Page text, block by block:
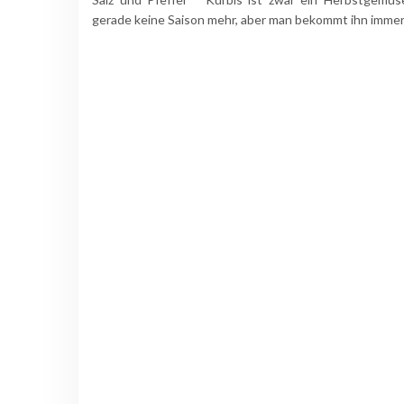
gerade keine Saison mehr, aber man bekommt ihn